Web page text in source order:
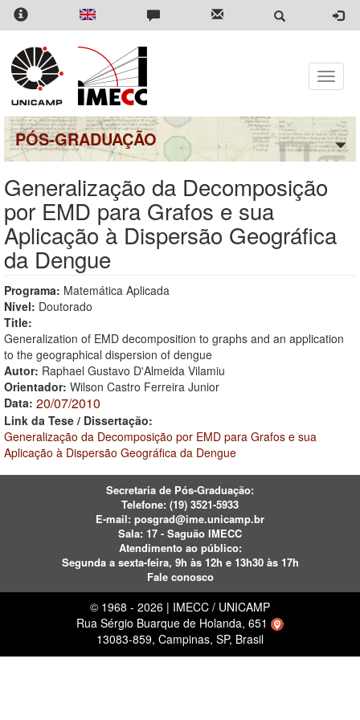
Pular
para
conteúdo
principal
Toggle
PÓS-GRADUAÇÃO
Generalização da Decomposição
por EMD para Grafos e sua
Aplicação à Dispersão Geográfica
da Dengue
Programa: Matemática Aplicada
Nível: Doutorado
Title:
Generalization of EMD decomposition to graphs and an application
to the geographical dispersion of dengue
Autor: Raphael Gustavo D'Almeida Vilamiu
Orientador: Wilson Castro Ferreira Junior
Data: 20/07/2010
Link da Tese / Dissertação:
Generalização da Decomposição por EMD para Grafos e sua
Aplicação à Dispersão Geográfica da Dengue
Secretaria de Pós-Graduação:
Telefone: (19) 3521-5933
E-mail: posgrad@ime.unicamp.br
Sala: 17 - Saguão IMECC
Atendimento ao público:
Segunda a sexta-feira, 9h às 12h e 13h30 às 17h
Fale conosco
© 1968 - 2026 | IMECC / UNICAMP
Rua Sérgio Buarque de Holanda, 651
13083-859, Campinas, SP, Brasil